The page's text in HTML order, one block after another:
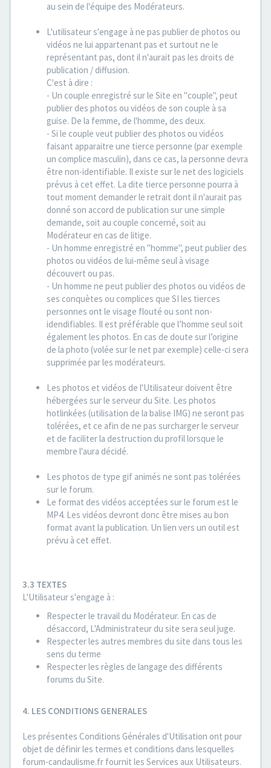
au sein de l'équipe des Modérateurs.
L'utilisateur s'engage à ne pas publier de photos ou
vidéos ne lui appartenant pas et surtout ne le
représentant pas, dont il n'aurait pas les droits de
publication / diffusion.
C'est à dire :
- Un couple enregistré sur le Site en "couple", peut
publier des photos ou vidéos de son couple à sa
guise. De la femme, de l'homme, des deux.
- Si le couple veut publier des photos ou vidéos
faisant apparaitre une tierce personne (par exemple
un complice masculin), dans ce cas, la personne devra
être non-identifiable. Il existe sur le net des logiciels
prévus à cet effet. La dite tierce personne pourra à
tout moment demander le retrait dont il n'aurait pas
donné son accord de publication sur une simple
demande, soit au couple concerné, soit au
Modérateur en cas de litige.
- Un homme enregistré en "homme", peut publier des
photos ou vidéos de lui-même seul à visage
découvert ou pas.
- Un homme ne peut publier des photos ou vidéos de
ses conquètes ou complices que SI les tierces
personnes ont le visage flouté ou sont non-
idendifiables. Il est préférable que l’homme seul soit
également les photos. En cas de doute sur l’origine
de la photo (volée sur le net par exemple) celle-ci sera
supprimée par les modérateurs.
Les photos et vidéos de l'Utilisateur doivent être
hébergées sur le serveur du Site. Les photos
hotlinkées (utilisation de la balise IMG) ne seront pas
tolérées, et ce afin de ne pas surcharger le serveur
et de faciliter la destruction du profil lorsque le
membre l'aura décidé.
Les photos de type gif animés ne sont pas tolérées
sur le forum.
Le format des vidéos acceptées sur le forum est le
MP4. Les vidéos devront donc être mises au bon
format avant la publication. Un lien vers un outil est
prévu à cet effet.
3.3 TEXTES
L'Utilisateur s'engage à :
Respecter le travail du Modérateur. En cas de
désaccord, L'Administrateur du site sera seul juge.
Respecter les autres membres du site dans tous les
sens du terme
Respecter les règles de langage des différents
forums du Site.
4. LES CONDITIONS GENERALES
Les présentes Conditions Générales d'Utilisation ont pour
objet de définir les termes et conditions dans lesquelles
forum-candaulisme.fr fournit les Services aux Utilisateurs.